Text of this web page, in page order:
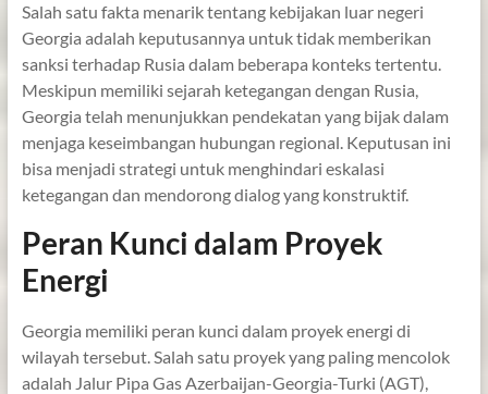
Salah satu fakta menarik tentang kebijakan luar negeri
Georgia adalah keputusannya untuk tidak memberikan
sanksi terhadap Rusia dalam beberapa konteks tertentu.
Meskipun memiliki sejarah ketegangan dengan Rusia,
Georgia telah menunjukkan pendekatan yang bijak dalam
menjaga keseimbangan hubungan regional. Keputusan ini
bisa menjadi strategi untuk menghindari eskalasi
ketegangan dan mendorong dialog yang konstruktif.
Peran Kunci dalam Proyek
Energi
Georgia memiliki peran kunci dalam proyek energi di
wilayah tersebut. Salah satu proyek yang paling mencolok
adalah Jalur Pipa Gas Azerbaijan-Georgia-Turki (AGT),